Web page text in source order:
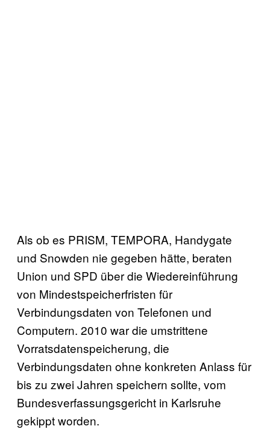
Als ob es PRISM, TEMPORA, Handygate
und Snowden nie gegeben hätte, beraten
Union und SPD über die Wiedereinführung
von Mindestspeicherfristen für
Verbindungsdaten von Telefonen und
Computern. 2010 war die umstrittene
Vorratsdatenspeicherung, die
Verbindungsdaten ohne konkreten Anlass für
bis zu zwei Jahren speichern sollte, vom
Bundesverfassungsgericht in Karlsruhe
gekippt worden.